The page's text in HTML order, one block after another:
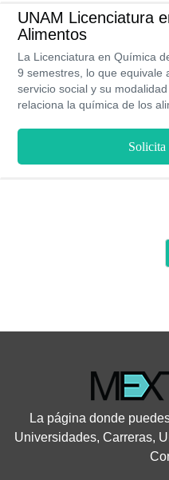
MXN anual, mientras que un
una ganancia anual de $
UNAM Licenciatura
Alimentos
La Licenciatura en Química
9 semestres, lo que equivale
servicio social y su
relaciona la química de los
MXN anuales sin
experimentado se gana, $
La página donde
Universidades, Carreras,